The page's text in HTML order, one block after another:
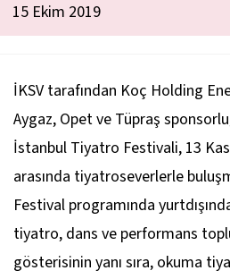
15 Ekim 2019
İKSV tarafından Koç Holding
Aygaz, Opet ve Tüpraş
İstanbul Tiyatro Festivali, 13
arasında tiyatroseverlerle
Festival programında
tiyatro, dans ve performans
gösterisinin yanı sıra, okuma